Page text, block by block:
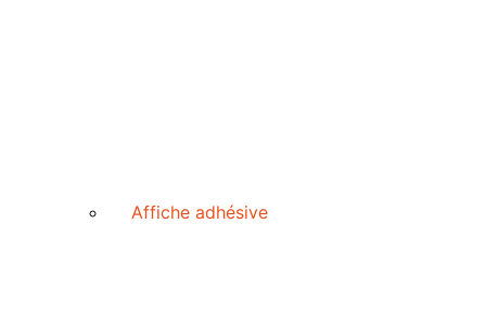
Affiche adhésive